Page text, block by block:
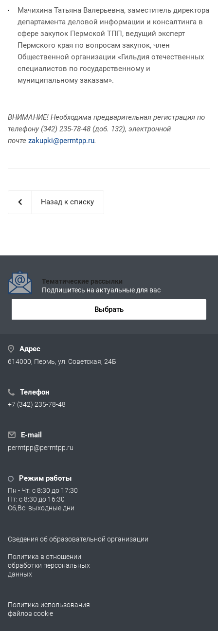
Мачихина Татьяна Валерьевна, заместитель директора
департамента деловой информации и консалтинга в
сфере закупок Пермской ТПП, ведущий эксперт
Пермского края по вопросам закупок, член
Общественной организации «Гильдия отечественных
специалистов по государственному и
муниципальному заказам».
ВНИМАНИЕ! Необходима предварительная регистрация по
телефону (342) 235-78-48 (доб. 132), электронной
почте zakupki@permtpp.ru.
Назад к списку
Тематические рассылки
Подпишитесь на актуальные для вас
Выбрать
Адрес
614000, Пермь, ул. Советская, 24Б
Телефон
+7 (342) 235-78-48
E-mail
permtpp@permtpp.ru
Режим работы
Пн - Чт: с 8:30 до 17:30
Пт: с 8:30 до 16:30
Сб,Вс: выходные дни
Сведения об образовательной организации
Политика в отношении
обработки персональных
данных
Политика использования
файлов cookie